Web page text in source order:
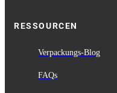
RESSOURCEN
Verpackungs-Blog
FAQs